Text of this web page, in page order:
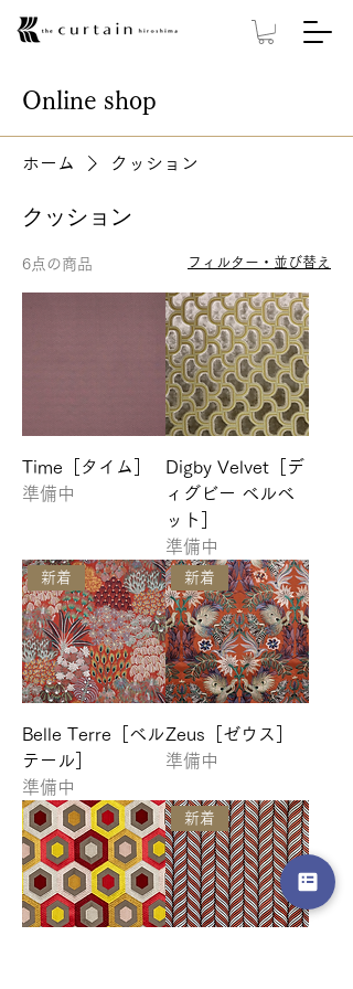
Online shop
ホーム クッション
クッション
6点の商品 フィルター・並び替え
Time［タイム］
準備中
Digby Velvet［デ
ィグビー ベルベ
ット］
準備中
新着
Belle Terre［ベル
テール］
準備中
新着
Zeus［ゼウス］
準備中
新着